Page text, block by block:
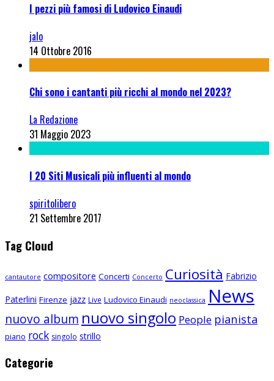
I pezzi più famosi di Ludovico Einaudi
jalo
14 Ottobre 2016
Chi sono i cantanti più ricchi al mondo nel 2023?
La Redazione
31 Maggio 2023
I 20 Siti Musicali più influenti al mondo
spiritolibero
21 Settembre 2017
Tag Cloud
cantautore compositore Concerti Concerto Curiosità Fabrizio
Paterlini Firenze jazz Live Ludovico Einaudi neoclassica News
nuovo album nuovo singolo People pianista
piano rock singolo strillo
Categorie